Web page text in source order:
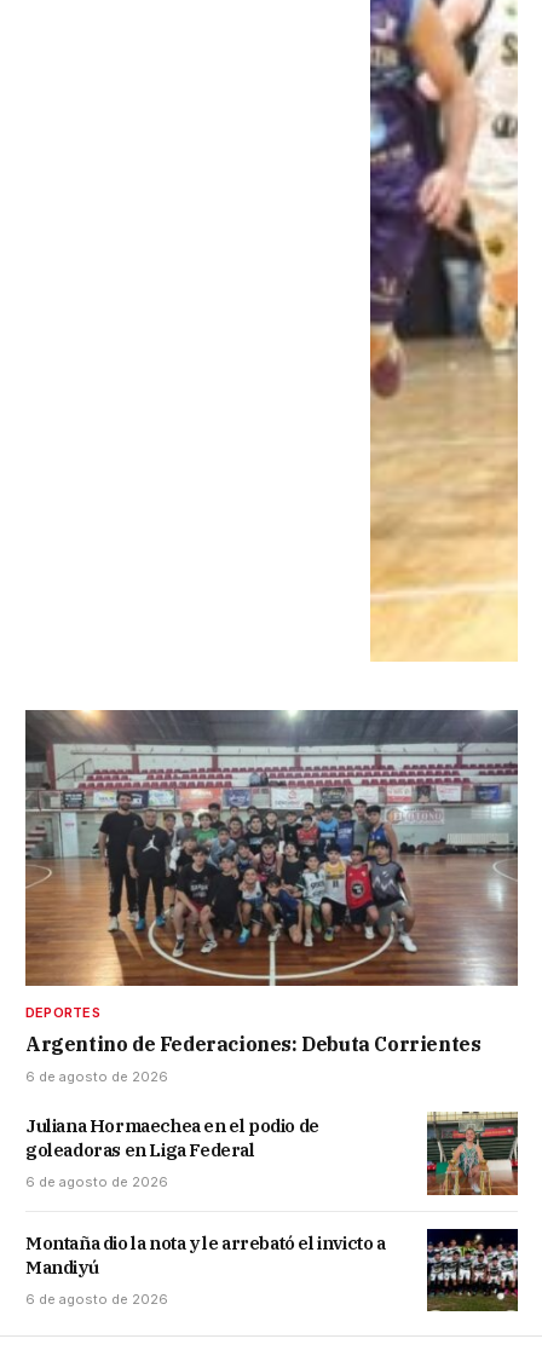
DEPORTES
Argentino de Federaciones: Debuta Corrientes
6 de agosto de 2026
Juliana Hormaechea en el podio de
goleadoras en Liga Federal
6 de agosto de 2026
Montaña dio la nota y le arrebató el invicto a
Mandiyú
6 de agosto de 2026